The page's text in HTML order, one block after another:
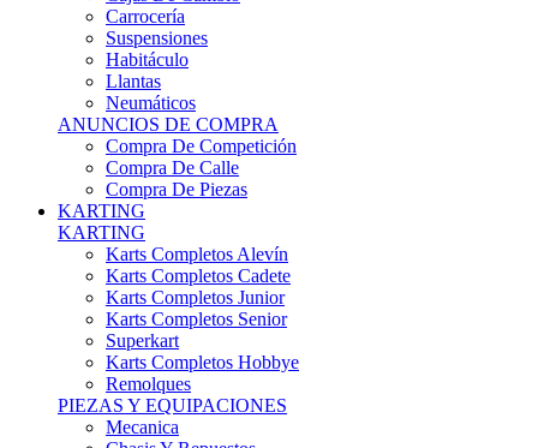
Suspensiones
Habitáculo
Llantas
Neumáticos
ANUNCIOS DE COMPRA
Compra De Competición
Compra De Calle
Compra De Piezas
KARTING
KARTING
Karts Completos Alevín
Karts Completos Cadete
Karts Completos Junior
Karts Completos Senior
Superkart
Karts Completos Hobbye
Remolques
PIEZAS Y EQUIPACIONES
Mecanica
Chasis Y Repuestos
Frenos